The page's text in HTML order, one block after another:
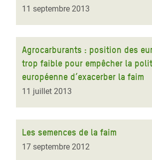
11 septembre 2013
Agrocarburants : position des
trop faible pour empêcher la
européenne d’exacerber la faim
11 juillet 2013
Les semences de la faim
17 septembre 2012